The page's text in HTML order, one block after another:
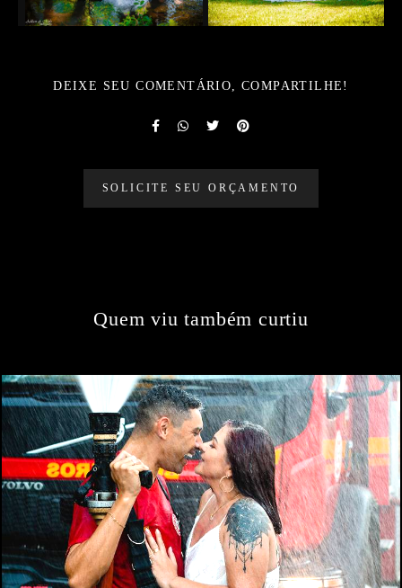
DEIXE SEU COMENTÁRIO, COMPARTILHE!
SOLICITE SEU ORÇAMENTO
Quem viu também curtiu
347 0